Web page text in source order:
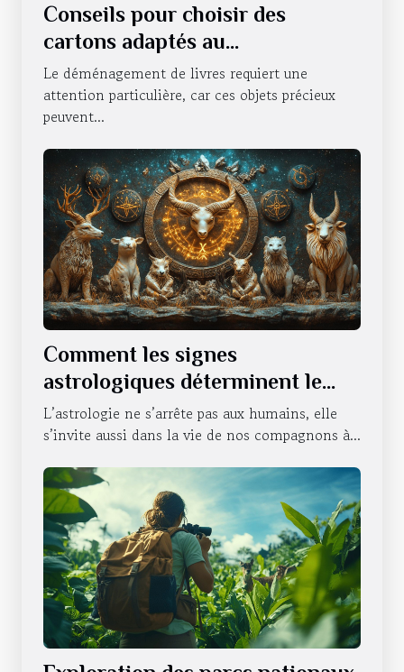
Conseils pour choisir des
cartons adaptés au
déménagement de livres
Le déménagement de livres requiert une
attention particulière, car ces objets précieux
peuvent...
Comment les signes
astrologiques déterminent le
caractère de nos animaux
domestiques
L’astrologie ne s’arrête pas aux humains, elle
s’invite aussi dans la vie de nos compagnons à...